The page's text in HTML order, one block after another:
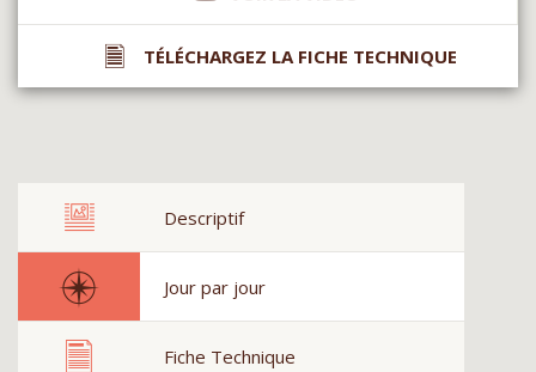
TÉLÉCHARGEZ LA FICHE TECHNIQUE
Descriptif
Jour par jour
Fiche Technique